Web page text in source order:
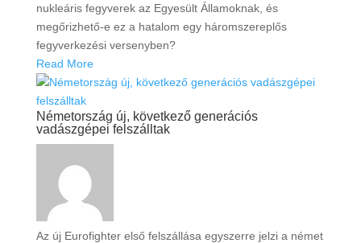
nukleáris fegyverek az Egyesült Államoknak, és
megőrizhető-e ez a hatalom egy háromszereplős
fegyverkezési versenyben?
Read More
Németország új, következő generációs
vadászgépei felszálltak
Az új Eurofighter első felszállása egyszerre jelzi a német